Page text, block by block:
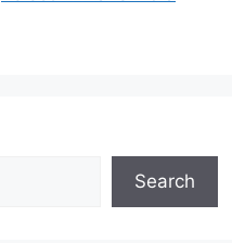
Search